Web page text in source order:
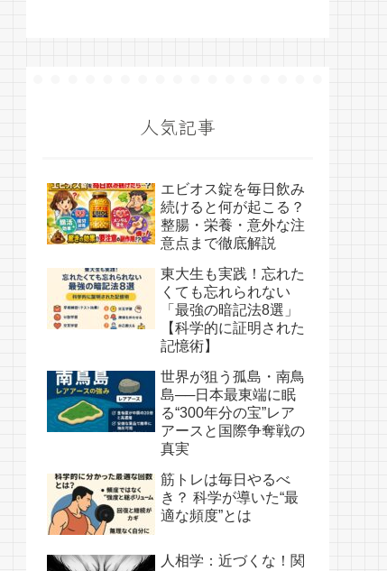
人気記事
エビオス錠を毎日飲み
続けると何が起こる？
整腸・栄養・意外な注
意点まで徹底解説
東大生も実践！忘れた
くても忘れられない
「最強の暗記法8選」
【科学的に証明された
記憶術】
世界が狙う孤島・南鳥
島──日本最東端に眠
る“300年分の宝”レア
アースと国際争奪戦の
真実
筋トレは毎日やるべ
き？ 科学が導いた“最
適な頻度”とは
人相学：近づくな！関